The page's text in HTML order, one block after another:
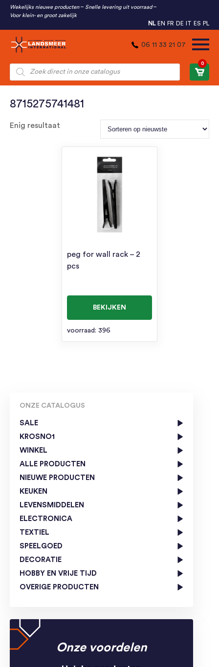
Wekelijks nieuwe producten
Snelle levering uit voorraad
Voor klein- en groot zakelijk
NL EN FR DE IT ES PL
06 11 33 21 07
Producten
zoeken
0
ONZE CATALOGUS
SALE
KROSNO1
WINKEL
ALLE PRODUCTEN
NIEUWE PRODUCTEN
KEUKEN
LEVENSMIDDELEN
ELECTRONICA
TEXTIEL
SPEELGOED
DECORATIE
HOBBY EN VRIJE TIJD
OVERIGE PRODUCTEN
Onze voordelen
8715275741481
Enig resultaat
peg for wall rack – 2
pcs
BEKIJKEN
voorraad: 396